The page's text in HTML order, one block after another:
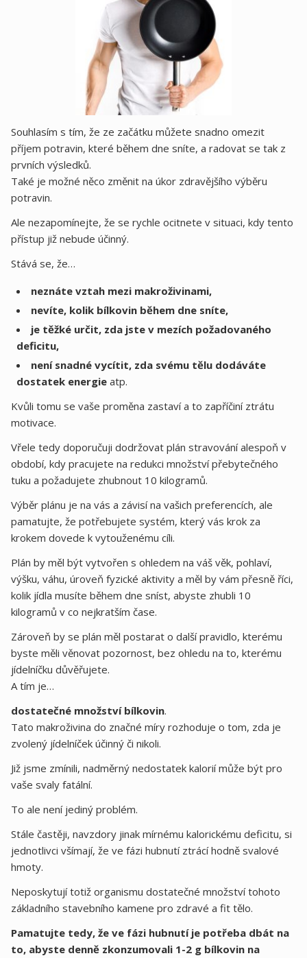
Souhlasím s tím, že ze začátku můžete snadno omezit
příjem potravin, které během dne sníte, a radovat se tak z
prvních výsledků.
Také je možné něco změnit na úkor zdravějšího výběru
potravin.
Ale nezapomínejte, že se rychle ocitnete v situaci, kdy tento
přístup již nebude účinný.
Stává se, že…
neznáte vztah mezi makroživinami,
nevíte, kolik bílkovin během dne sníte,
je těžké určit, zda jste v mezích požadovaného
deficitu,
není snadné vycítit, zda svému tělu dodáváte
dostatek energie atp.
Kvůli tomu se vaše proměna zastaví a to zapříčiní ztrátu
motivace.
Vřele tedy doporučuji dodržovat plán stravování alespoň v
období, kdy pracujete na redukci množství přebytečného
tuku a požadujete zhubnout 10 kilogramů.
Výběr plánu je na vás a závisí na vašich preferencích, ale
pamatujte, že potřebujete systém, který vás krok za
krokem dovede k vytouženému cíli.
Plán by měl být vytvořen s ohledem na váš věk, pohlaví,
výšku, váhu, úroveň fyzické aktivity a měl by vám přesně říci,
kolik jídla musíte během dne sníst, abyste zhubli 10
kilogramů v co nejkratším čase.
Zároveň by se plán měl postarat o další pravidlo, kterému
byste měli věnovat pozornost, bez ohledu na to, kterému
jídelníčku důvěřujete.
A tím je…
dostatečné množství bílkovin.
Tato makroživina do značné míry rozhoduje o tom, zda je
zvolený jídelníček účinný či nikoli.
Již jsme zmínili, nadměrný nedostatek kalorií může být pro
vaše svaly fatální.
To ale není jediný problém.
Stále častěji, navzdory jinak mírnému kalorickému deficitu, si
jednotlivci všímají, že ve fázi hubnutí ztrácí hodně svalové
hmoty.
Neposkytují totiž organismu dostatečné množství tohoto
základního stavebního kamene pro zdravé a fit tělo.
Pamatujte tedy, že ve fázi hubnutí je potřeba dbát na
to, abyste denně zkonzumovali 1-2 g bílkovin na